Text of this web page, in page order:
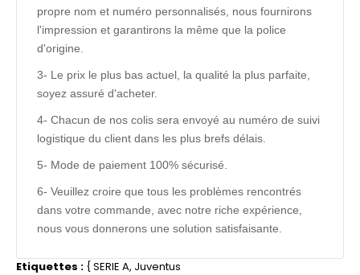
propre nom et numéro personnalisés, nous fournirons
l'impression et garantirons la même que la police
d'origine.
3- Le prix le plus bas actuel, la qualité la plus parfaite,
soyez assuré d'acheter.
4- Chacun de nos colis sera envoyé au numéro de suivi
logistique du client dans les plus brefs délais.
5- Mode de paiement 100% sécurisé.
6- Veuillez croire que tous les problèmes rencontrés
dans votre commande, avec notre riche expérience,
nous vous donnerons une solution satisfaisante.
Etiquettes : {SERIE A, Juventus